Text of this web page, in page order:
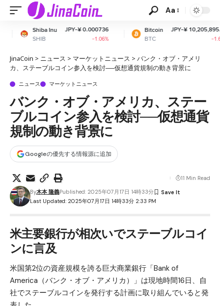
Aa
JPY-¥ 0.000736
-1.06%
Bitcoin
BTC
JPY-¥ 10,205,895.78
JinaCoin > ニュース > マーケットニュース > バンク・オブ・アメリ
カ、ステーブルコイン参入を検討──仮想通貨規制の動き背景に
ニュース マーケットニュース
バンク・オブ・アメリカ、ステー
ブルコイン参入を検討──仮想通貨
規制の動き背景に
Googleの優先する情報源に追加
Last Updated: 2025年07月17日 14時33分 2:33 PM
By木本 隆義Published: 2025年07月17日 14時33分
11 Min Read
米主要銀行が相次いでステーブルコイ
ンに言及
米国第2位の資産規模を誇る巨大商業銀行「Bank of
America（バンク・オブ・アメリカ）」は現地時間16日、自
社でステーブルコインを発行する計画に取り組んでいると発